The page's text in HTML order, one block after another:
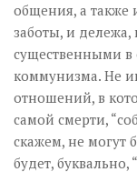
общения, а также
заботы, и дележа,
существенными в
коммунизма. Не
отношений, в
самой смерти,
скажем, не могут
будет, буквально,